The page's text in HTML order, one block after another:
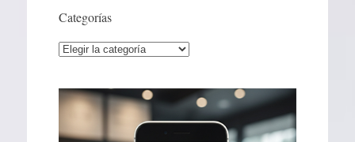
Categorías
Categorías